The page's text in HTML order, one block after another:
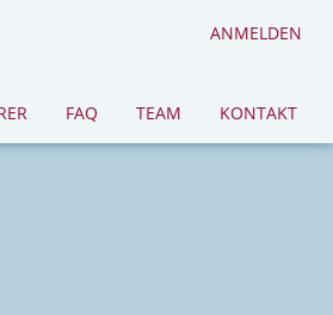
ANMELDEN
FAQ TEAM KONTAKT